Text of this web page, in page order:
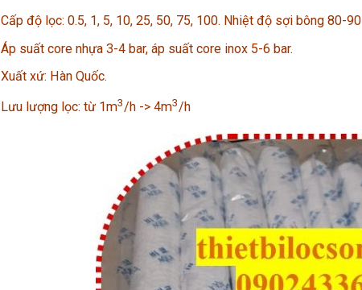
Cấp độ lọc: 0.5, 1, 5, 10, 25, 50, 75, 100. Nhiệt độ sợi bông 80-90
Áp suất core nhựa 3-4 bar, áp suất core inox 5-6 bar.
Xuất xứ: Hàn Quốc.
Lưu lượng lọc: từ 1m3/h -> 4m3/h